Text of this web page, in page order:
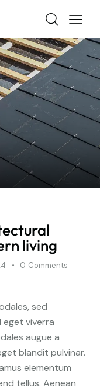
living
0 Comments
sed
eget viverra
augue a
blandit pulvinar.
elementum
tellus. Aenean